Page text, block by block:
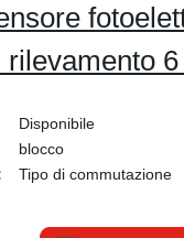
rilevamento
Disponibile
blocco
Tipo di commutazione